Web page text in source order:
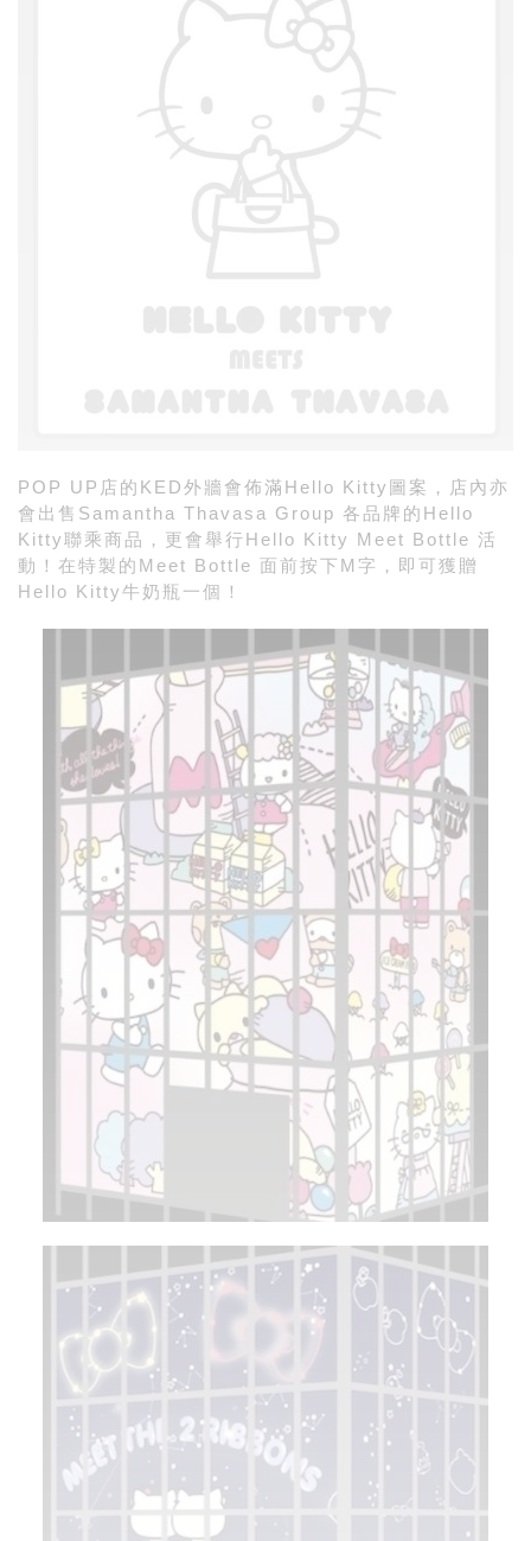
POP UP店的KED外牆會佈滿 Hello Kitty 圖案，店內亦
會出售 Samantha Thavasa Group 各品牌的 Hello
Kitty聯乘商品，更會舉行Hello Kitty Meet Bottle 活
動！在特製的 Meet Bottle 面前按下 M 字，即可獲贈
Hello Kitty牛奶瓶一個！